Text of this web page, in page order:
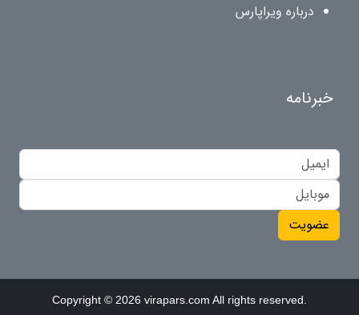
درباره ویراپارس
خبرنامه
عضویت
Copyright © 2026 virapars.com All rights reserved.